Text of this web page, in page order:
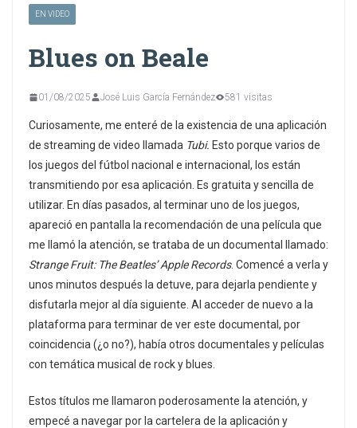
EN VIDEO
Blues on Beale
01/08/2025 José Luis García Fernández 581 visitas
Curiosamente, me enteré de la existencia de una aplicación
de streaming de video llamada Tubi. Esto porque varios de
los juegos del fútbol nacional e internacional, los están
transmitiendo por esa aplicación. Es gratuita y sencilla de
utilizar. En días pasados, al terminar uno de los juegos,
apareció en pantalla la recomendación de una película que
me llamó la atención, se trataba de un documental llamado:
Strange Fruit: The Beatles’ Apple Records. Comencé a verla y
unos minutos después la detuve, para dejarla pendiente y
disfutarla mejor al día siguiente. Al acceder de nuevo a la
plataforma para terminar de ver este documental, por
coincidencia (¿o no?), había otros documentales y películas
con temática musical de rock y blues.
Estos títulos me llamaron poderosamente la atención, y
empecé a navegar por la cartelera de la aplicación y